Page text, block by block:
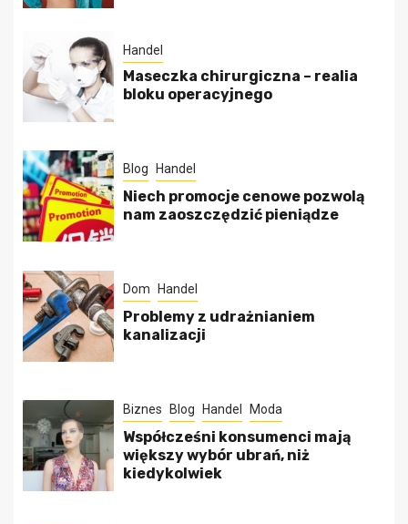
Handel
Maseczka chirurgiczna – realia
bloku operacyjnego
Blog Handel
Niech promocje cenowe pozwolą
nam zaoszczędzić pieniądze
Dom Handel
Problemy z udrażnianiem
kanalizacji
Biznes Blog Handel Moda
Współcześni konsumenci mają
większy wybór ubrań, niż
kiedykolwiek